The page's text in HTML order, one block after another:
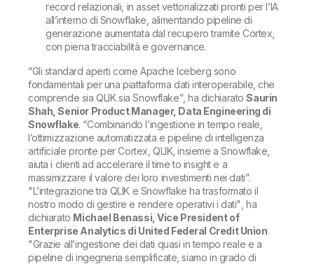
record relazionali, in asset vettorializzati pronti per l’IA
all’interno di Snowflake, alimentando pipeline di
generazione aumentata dal recupero tramite Cortex,
con piena tracciabilità e governance.
“Gli standard aperti come Apache Iceberg sono
fondamentali per una piattaforma dati interoperabile, che
comprende sia QLIK sia Snowflake”, ha dichiaratoSaurin
Shah, Senior Product Manager, Data Engineering di
Snowflake. “Combinando l’ingestione in tempo reale,
l’ottimizzazione automatizzata e pipeline di intelligenza
artificiale pronte per Cortex, QLIK, insieme a Snowflake,
aiuta i clienti ad accelerare il time to insight e a
massimizzare il valore dei loro investimenti nei dati”.
"L’integrazione tra QLIK e Snowflake ha trasformato il
nostro modo di gestire e rendere operativi i dati" , ha
dichiarato Michael Benassi, Vice President of
Enterprise Analytics di United Federal Credit Union.
"Grazie all’ingestione dei dati quasi in tempo reale e a
pipeline di ingegneria semplificate, siamo in grado di